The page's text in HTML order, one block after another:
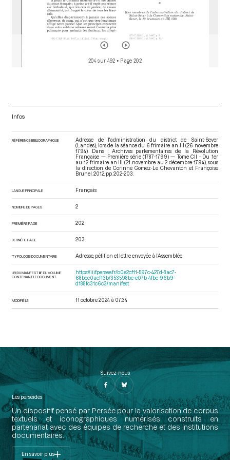
204 sur 492 • Page 202
Infos
RÉFÉRENCE BIBLIOGRAPHIQUE
Adresse de l'administration du district de Saint-Sever
(Landes), lors de la séance du 6 frimaire an III (26 novembre
1794). Dans : Archives parlementaires de la Révolution
Française — Première série (1787-1799) — Tome CII - Du 1er
au 12 frimaire an III (21 novembre au 2 décembre 1794) , sous
la direction de Corinne Gomez-Le Chevanton et Françoise
Brunel. 2012. pp. 202-203.
LANGUE PRINCIPALE Français
NOMBRE DE PAGES 2
PREMIÈRE PAGE 202
DERNIÈRE PAGE 203
TYPOLOGIE DOCUMENTAIRE Adresse, pétition et lettre envoyée à l’Assemblée
URI DU MANIFEST IIIF DU VOLUME
CONTENANT LE DOCUMENT
https://iiif.persee.fr/b0e2cf11-597c-427d-8ac7-
68bcc0acf13b/353598bc-e07b-4fbc-96b9-
d188fc31c6c3/manifest
MODIFIÉ LE 11 octobre 2024 à 07:34
Suivez-nous
Les perséides
Un dispositif pensé par Persée pour la valorisation de corpus
textuels et iconographiques numérisés construits en
partenariat avec des équipes de recherche et des institutions
documentaires.
En savoir plus